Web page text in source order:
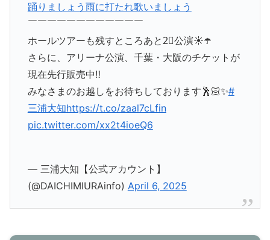
踊りましょう雨に打たれ歌いましょう
￣￣￣￣￣￣￣￣￣￣￣￣
ホールツアーも残すところあと2⃣公演☀️☂️
さらに、アリーナ公演、千葉・大阪のチケットが
現在先行販売中‼️
みなさまのお越しをお待ちしております🕺🏻✨#
三浦大知https://t.co/zaal7cLfin
pic.twitter.com/xx2t4ioeQ6
— 三浦大知【公式アカウント】
(@DAICHIMIURAinfo) April 6, 2025